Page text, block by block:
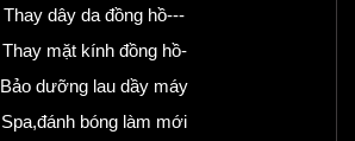
Thay dây da đồng hồ---
Thay mặt kính đồng hồ-
Bảo dưỡng lau dầy máy
Spa,đánh bóng làm mới